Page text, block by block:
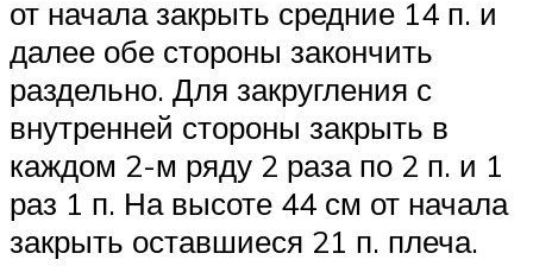
от начала закрыть средние 14 п. и
далее обе стороны закончить
раздельно. Для закругления с
внутренней стороны закрыть в
каждом 2-м ряду 2 раза по 2 п. и 1
раз 1 п. На высоте 44 см от начала
закрыть оставшиеся 21 п. плеча.